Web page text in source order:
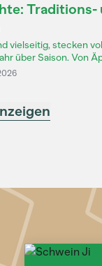
Traditions-
vielseitig, stecken
über Saison. Von